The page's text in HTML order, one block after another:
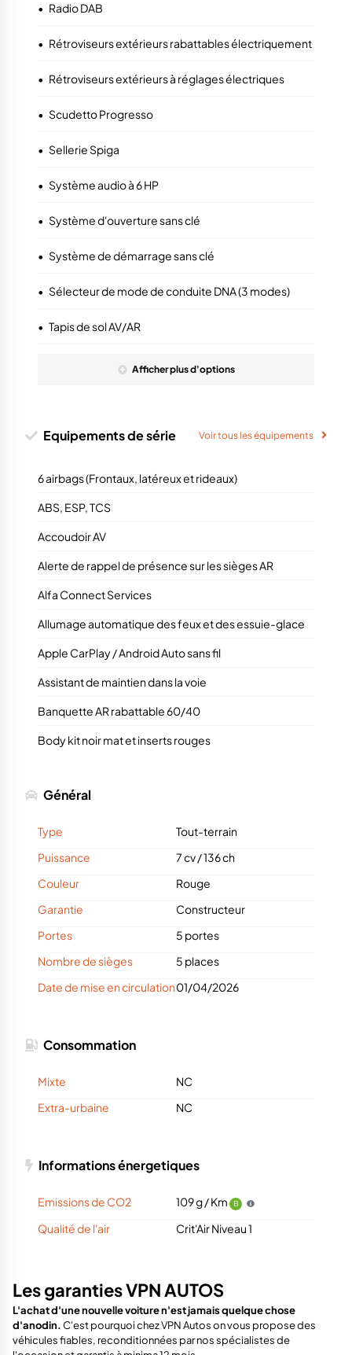
• Radio DAB
• Rétroviseurs extérieurs rabattables électriquement
• Rétroviseurs extérieurs à réglages électriques
• Scudetto Progresso
• Sellerie Spiga
• Système audio à 6 HP
• Système d'ouverture sans clé
• Système de démarrage sans clé
• Sélecteur de mode de conduite DNA (3 modes)
• Tapis de sol AV/AR
Afficherplusd'options
Equipements de série Voir tous les équipements
6 airbags (Frontaux, latéreux et rideaux)
ABS, ESP, TCS
Accoudoir AV
Alerte de rappel de présence sur les sièges AR
Alfa Connect Services
Allumage automatique des feux et des essuie-glace
Apple CarPlay / Android Auto sans fil
Assistant de maintien dans la voie
Banquette AR rabattable 60/40
Body kit noir mat et inserts rouges
Général
Type
Tout-terrain
Puissance
7 cv/136 ch
Couleur
Rouge
Garantie
Constructeur
Portes
5 portes
Nombre de sièges
5 places
Date de mise en circulation01/04/2026
Consommation
Mixte
NC
Extra-urbaine
NC
Informations énergetiques
Emissions de CO2 109 g / Km B
Qualité de l'air Crit'Air Niveau 1
Les garanties VPN AUTOS
L'achat d'une nouvelle voiture n'est jamais quelque chose
d'anodin.C'est pourquoi chez VPN Autos on vous propose des
véhicules fiables, reconditionnées par nos spécialistes de